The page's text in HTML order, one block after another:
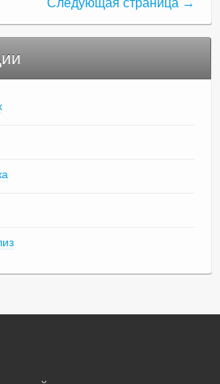
Следующая страница →